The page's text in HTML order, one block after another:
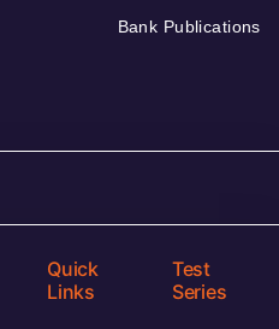
Bank Publications
Quick
Links
Test
Series